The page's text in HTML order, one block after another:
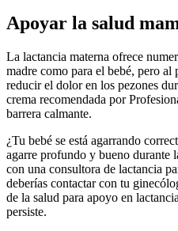
Apoyar la salud
La lactancia materna ofrece
madre como para el bebé, pero
reducir el dolor en los pezones
crema recomendada por
barrera calmante.
¿Tu bebé se está agarrando
agarre profundo y bueno durante
con una consultora de lactancia
deberías contactar con tu
de la salud para apoyo en
persiste.